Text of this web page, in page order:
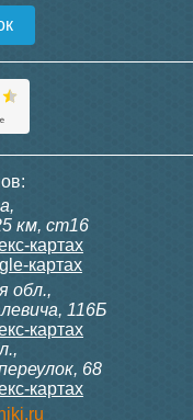
км, ст16
картах
картах
обл.,
116Б
картах
68
картах